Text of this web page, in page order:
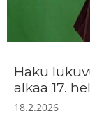
Haku
alkaa 17.
18.2.2026